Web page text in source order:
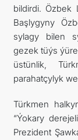
bildirdi. Özbek
Başlygyny
sylagy bilen
gezek tüýs
üstünlik,
parahatçylyk
Türkmen
“Ýokary
Prezident